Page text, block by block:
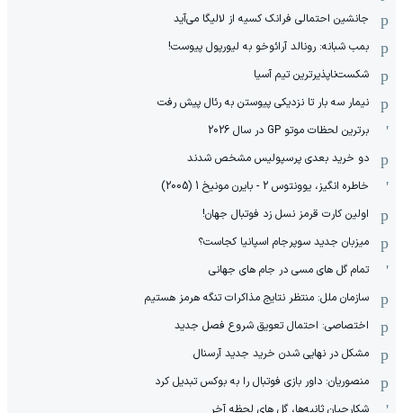
جانشین احتمالی فرانک کسیه از لالیگا می‌آید
بمب شبانه: رونالد آرائوخو به لیورپول پیوست!
شکست‌ناپذیرترین تیم آسیا
نیمار سه بار تا نزدیکی پیوستن به رئال پیش رفت
برترین لحظات موتو GP در سال 2026
دو خرید بعدی پرسپولیس مشخص شدند
خاطره انگیز، یوونتوس 2 - بایرن مونیخ 1 (2005)
اولین کارت قرمز نسل زد فوتبال جهان!
میزبان جدید سوپرجام اسپانیا کجاست؟
تمام گل های مسی در جام های جهانی
سازمان ملل: منتظر نتایج مذاکرات تنگه هرمز هستیم
اختصاصی: احتمال تعویق شروع فصل جدید
مشکل در نهایی شدن خرید جدید آرسنال
منصوریان: داور بازی فوتبال را به بوکس تبدیل کرد
شکارچیان ثانیه‌ها، گل های لحظه آخر